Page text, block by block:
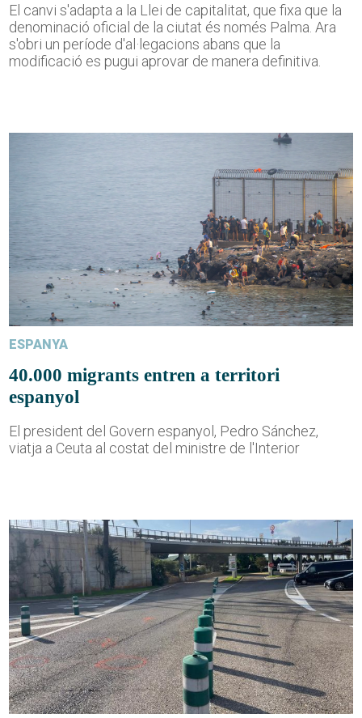
El canvi s'adapta a la Llei de capitalitat, que fixa que la
denominació oficial de la ciutat és només Palma. Ara
s'obri un període d'al·legacions abans que la
modificació es pugui aprovar de manera definitiva.
ESPANYA
40.000 migrants entren a territori
espanyol
El president del Govern espanyol, Pedro Sánchez,
viatja a Ceuta al costat del ministre de l'Interior